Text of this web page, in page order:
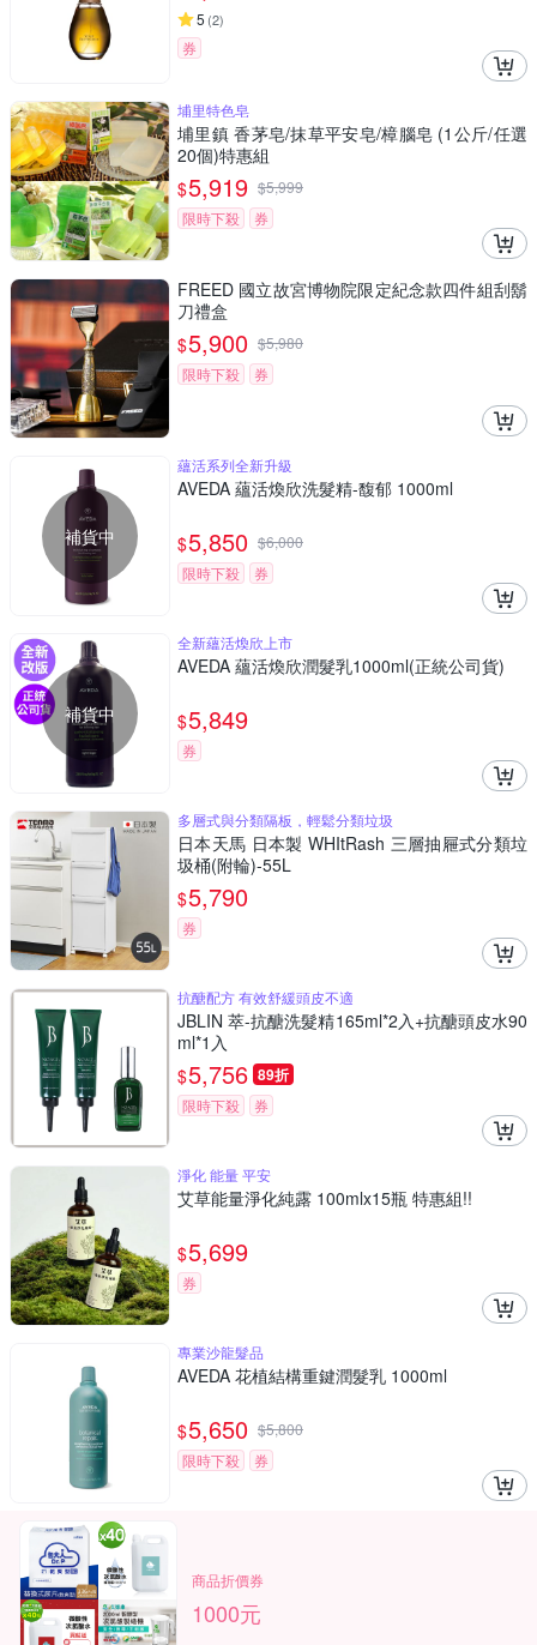
5 (2)
券
埔里特色皂
埔里鎮 香茅皂/抹草平安皂/樟腦皂 (1公斤/任選
20個)特惠組
$5,919 $5,999
限時下殺
券
FREED 國立故宮博物院限定紀念款四件組刮鬍
刀禮盒
$5,900 $5,980
限時下殺
券
補貨中
蘊活系列全新升級
AVEDA 蘊活煥欣洗髮精-馥郁 1000ml
$5,850 $6,000
限時下殺
券
補貨中
全新蘊活煥欣上市
AVEDA 蘊活煥欣潤髮乳1000ml(正統公司貨)
$5,849
券
多層式與分類隔板，輕鬆分類垃圾
日本天馬 日本製 WHItRash 三層抽屜式分類垃
圾桶(附輪)-55L
$5,790
券
抗醣配方 有效舒緩頭皮不適
JBLIN 萃-抗醣洗髮精165ml*2入+抗醣頭皮水90
ml*1入
$5,756 89折
限時下殺 券
淨化 能量 平安
艾草能量淨化純露 100mlx15瓶 特惠組!!
$5,699
券
專業沙龍髮品
AVEDA 花植結構重鍵潤髮乳 1000ml
$5,650 $5,800
限時下殺
券
商品折價券
1000元